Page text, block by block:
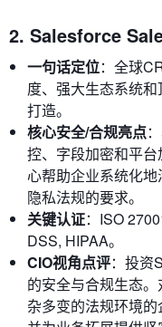
2. Salesforce
一句话定位：全球
度、强大生态系统
打造。
核心安全/合规亮点
控、字段加密和平
心帮助企业系统化
隐私法规的要求。
关键认证：ISO
DSS, HIPAA。
CIO视角点评：投资
的安全与合规生态
杂多变的法规环境的